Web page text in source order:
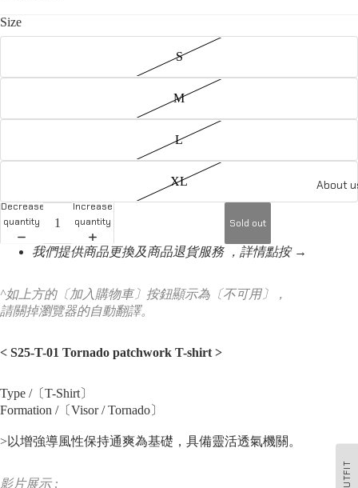
About
OUTFIT
Size
S
M
L
XL
Decrease
quantity
Increase
quantity
Sold out
我們提供商品更換及商品退貨服務 ，詳情點按 →
^如上方的〔加入購物車〕按鈕顯示為〔不可用〕，
請關掉瀏覽器的自動翻譯。
< S25-T-01 Tornado patchwork T-shirt >
Type /〔T-Shirt〕
Formation /〔Visor / Tornado〕
>以增強導風性保持通爽為基礎，具備靈活透氣機關。
影片展示 :